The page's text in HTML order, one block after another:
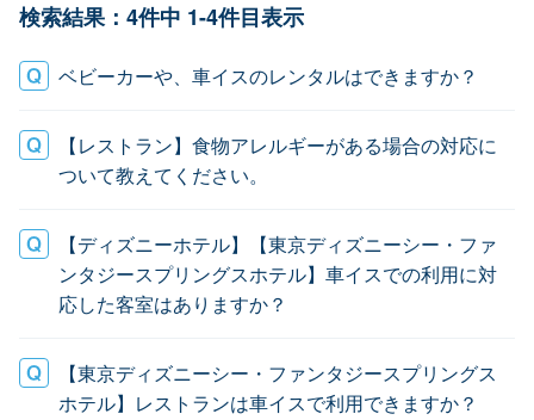
検索結果：4件中 1-4件目表示
ベビーカーや、車イスのレンタルはできますか？
【レストラン】食物アレルギーがある場合の対応に
ついて教えてください。
【ディズニーホテル】【東京ディズニーシー・ファ
ンタジースプリングスホテル】車イスでの利用に対
応した客室はありますか？
【東京ディズニーシー・ファンタジースプリングス
ホテル】レストランは車イスで利用できますか？